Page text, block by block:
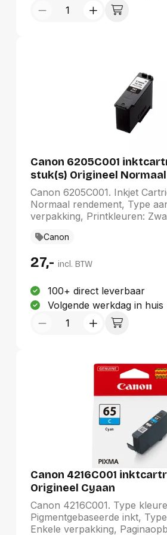
Canon 6205C001
stuk(s) Origineel
Zwart
Canon 6205C001. Inkjet
Normaal rendement, Type
verpakking, Printkleuren:
zwarte inkt: 180 pagina's
Canon
27,- incl. BTW
100+ direct leverbaar
Volgende werkdag in huis
Canon 4216C001
Origineel Cyaan
Canon 4216C001. Type
Pigmentgebaseerde inkt,
Enkele verpakking,